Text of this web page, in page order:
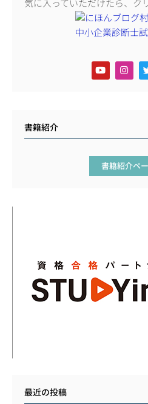
気に入っていただけたら、ク
書籍紹介
書籍紹介ペ
最近の投稿